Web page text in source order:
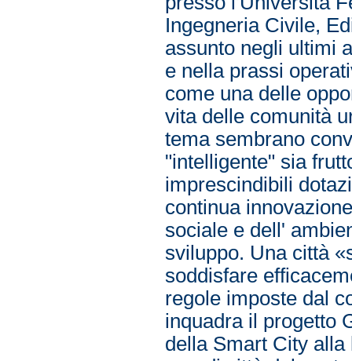
Ingegneria Civile,
assunto negli ultimi
e nella prassi
come una delle
vita delle comunità
tema sembrano
"intelligente" sia
imprescindibili
continua
sociale e dell'
sviluppo. Una città
soddisfare
regole imposte dal
inquadra il progetto
della Smart City